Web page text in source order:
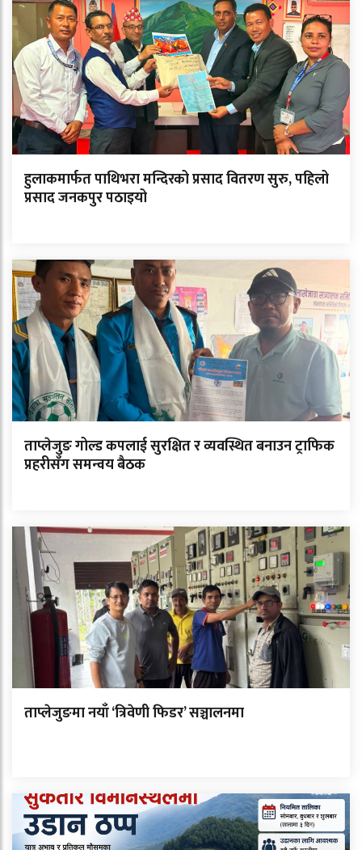
हुलाकमार्फत पाथिभरा मन्दिरको प्रसाद वितरण सुरु, पहिलो
प्रसाद जनकपुर पठाइयो
ताप्लेजुङ गोल्ड कपलाई सुरक्षित र व्यवस्थित बनाउन ट्राफिक
प्रहरीसँग समन्वय बैठक
ताप्लेजुङमा नयाँ ‘त्रिवेणी फिडर’ सञ्चालनमा